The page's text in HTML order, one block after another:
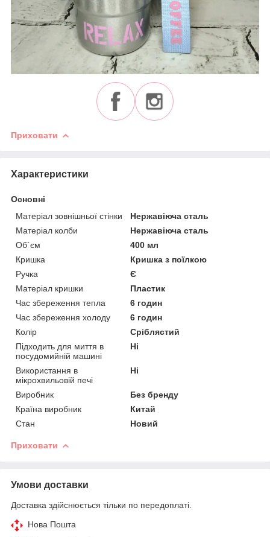
Приховати
Характеристики
Основні
Матеріал зовнішньої стінки
Нержавіюча сталь
Матеріал колби
Нержавіюча сталь
Об`єм
400 мл
Кришка
Кришка з поїлкою
Ручка
Є
Матеріал кришки
Пластик
Час збереження тепла
6 годин
Час збереження холоду
6 годин
Колір
Сріблястий
Підходить для миття в
посудомийній машині
Ні
Використання в
мікрохвильовій печі
Ні
Виробник
Без бренду
Країна виробник
Китай
Стан
Новий
Приховати
Умови доставки
Доставка здійснюється тільки по передоплаті.
Нова Пошта